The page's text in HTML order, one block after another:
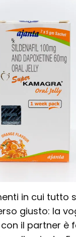
in cui tutto
giusto: la
il partner è